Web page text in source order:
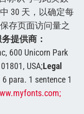
30 天，以确定每
存页面访问量之
务提供商：
600 Unicorn Park
USA;Legal
para. 1 sentence 1